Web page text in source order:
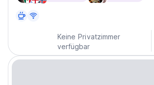
Keine Privatzimmer
verfügbar